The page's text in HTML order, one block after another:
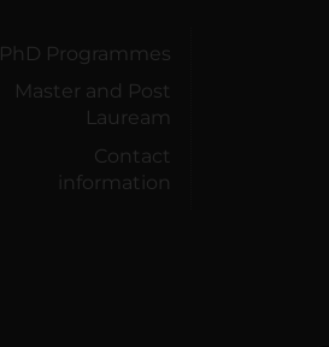
PhD Programmes
Master and Post
Lauream
Contact
information